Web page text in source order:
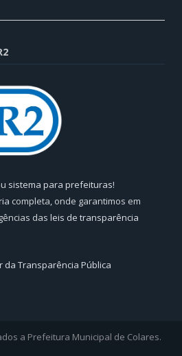
sistema para prefeituras!
completa, onde garantimos em
das leis de transparência
da Transparência Pública
a Prefeitura Municipal de Colares.